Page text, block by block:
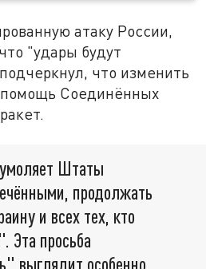
атаку России,
"удары будут
что изменить
Соединённых
Штаты
продолжать
и всех тех, кто
Эта просьба
выглядит особенно